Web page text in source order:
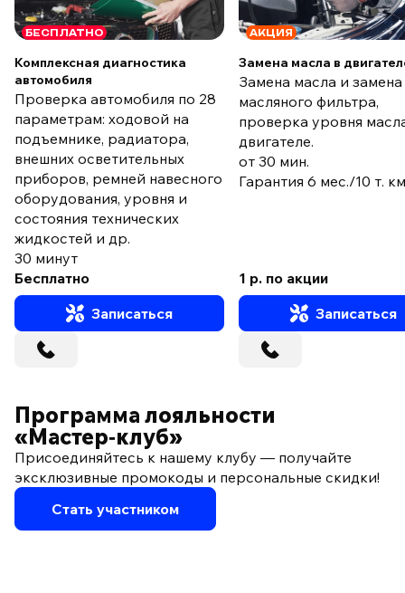
БЕСПЛАТНО
Комплексная диагностика
автомобиля
Проверка автомобиля по 28
параметрам: ходовой на
подъемнике, радиатора,
внешних осветительных
приборов, ремней навесного
оборудования, уровня и
состояния технических
жидкостей и др.
30 минут
Бесплатно
Записаться
АКЦИЯ
Замена масла в
Замена масла и замена
масляного фильтра,
проверка уровня
двигателе.
от 30 мин.
Гарантия 6 мес./10 т.
1 р. по акции
Записаться
Программа лояльности
«Мастер‑клуб»
Присоединяйтесь к нашему клубу — получайте
эксклюзивные промокоды и персональные скидки!
Стать участником